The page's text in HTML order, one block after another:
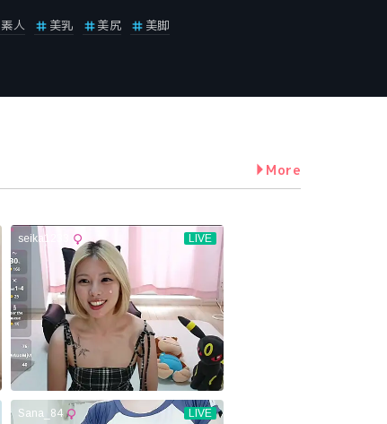
素人 美乳 美尻
美脚
More